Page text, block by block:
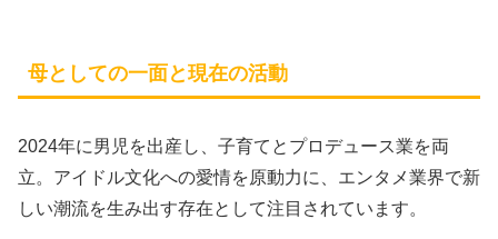
母としての一面と現在の活動
2024年に男児を出産し、子育てとプロデュース業を両
立。アイドル文化への愛情を原動力に、エンタメ業界で新
しい潮流を生み出す存在として注目されています。